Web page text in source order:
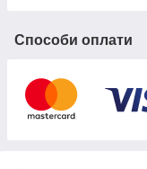
Способи оплати